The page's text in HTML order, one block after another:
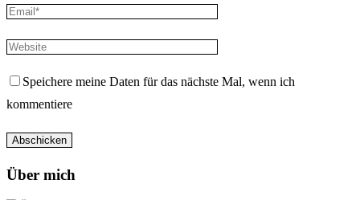
Speichere meine Daten für das nächste Mal, wenn ich
kommentiere
Über mich